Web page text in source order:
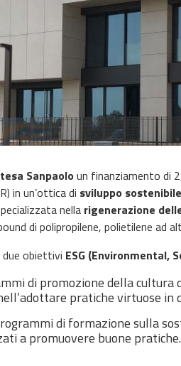
Sanpaolo un finanziamento di
in un’ottica di sviluppo sostenibile
nella rigenerazione
di polipropilene, polietilene ad
obiettivi ESG (Environmental,
di promozione della
pratiche virtuose in
di formazione sulla
a promuovere buone pratiche.